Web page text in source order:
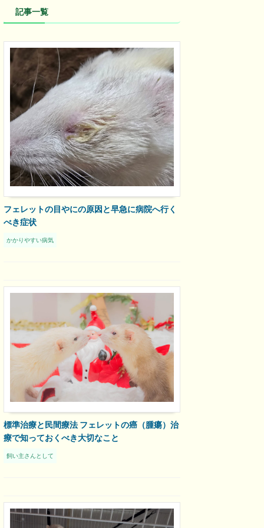
記事一覧
フェレットの目やにの原因と早急に病院へ行く
べき症状
かかりやすい病気
標準治療と民間療法 フェレットの癌（腫瘍）治
療で知っておくべき大切なこと
飼い主さんとして